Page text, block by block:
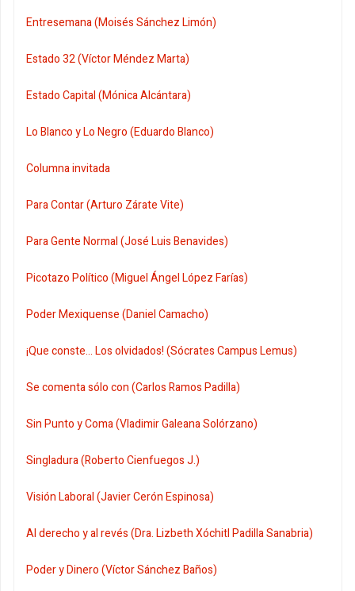
Entresemana (Moisés Sánchez Limón)
Estado 32 (Víctor Méndez Marta)
Estado Capital (Mónica Alcántara)
Lo Blanco y Lo Negro (Eduardo Blanco)
Columna invitada
Para Contar (Arturo Zárate Vite)
Para Gente Normal (José Luis Benavides)
Picotazo Político (Miguel Ángel López Farías)
Poder Mexiquense (Daniel Camacho)
¡Que conste... Los olvidados! (Sócrates Campus Lemus)
Se comenta sólo con (Carlos Ramos Padilla)
Sin Punto y Coma (Vladimir Galeana Solórzano)
Singladura (Roberto Cienfuegos J.)
Visión Laboral (Javier Cerón Espinosa)
Al derecho y al revés (Dra. Lizbeth Xóchitl Padilla Sanabria)
Poder y Dinero (Víctor Sánchez Baños)